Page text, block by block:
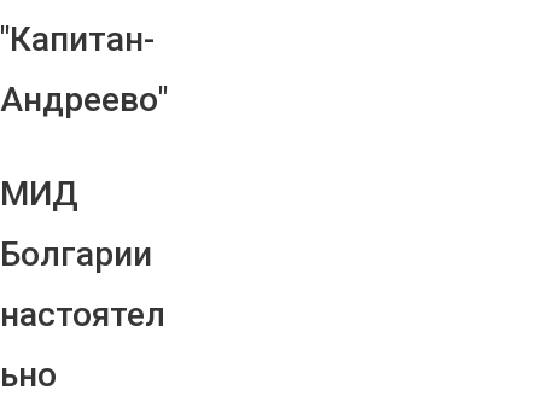
"Капитан-
Андреево"
МИД
Болгарии
настоятел
ьно